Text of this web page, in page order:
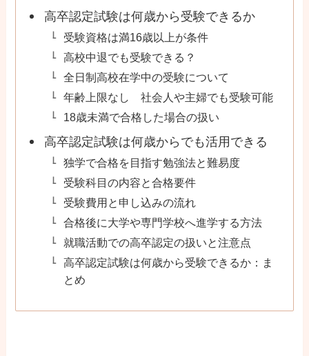
高卒認定試験は何歳から受験できるか
受験資格は満16歳以上が条件
高校中退でも受験できる？
全日制高校在学中の受験について
年齢上限なし 社会人や主婦でも受験可能
18歳未満で合格した場合の扱い
高卒認定試験は何歳からでも活用できる
独学で合格を目指す勉強法と難易度
受験科目の内容と合格要件
受験費用と申し込みの流れ
合格後に大学や専門学校へ進学する方法
就職活動での高卒認定の扱いと注意点
高卒認定試験は何歳から受験できるか：ま
とめ